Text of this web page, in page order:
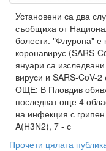
Установени са два
съобщиха от
болести. "Флурона" е
коронавирус (SARS-
януари са
вируси и SARS-CoV-
ОЩЕ: В Пловдив
последват още 4
на инфекция с
A(H3N2), 7 - с
Прочети цялата